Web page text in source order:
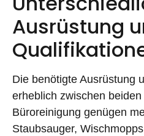
Ausrüstung
Die benötigte Ausrüstung
erheblich zwischen
Büroreinigung genügen
Staubsauger,